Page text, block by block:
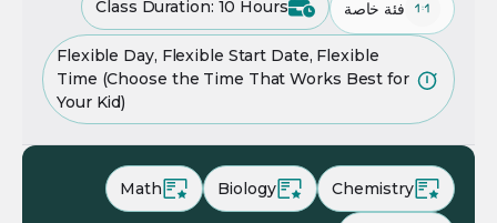
فئة خاصة Class Duration: 10 Hours
Flexible Day, Flexible Start Date, Flexible
Time (Choose the Time That Works Best for
Your Kid)
Chemistry
Biology
Math